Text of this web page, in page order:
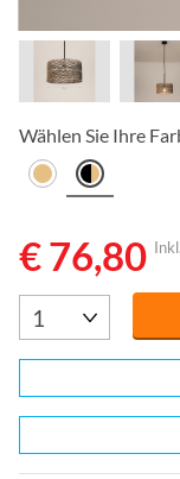
Wählen Sie Ihre
€ 76,80